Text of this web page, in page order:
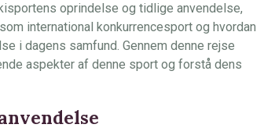
oprindelse og tidlige anvendelse,
international konkurrencesport og hvordan
i dagens samfund. Gennem denne rejse
aspekter af denne sport og forstå dens